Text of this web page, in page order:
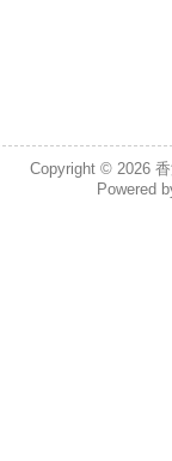
Copyright © 2026
Powered